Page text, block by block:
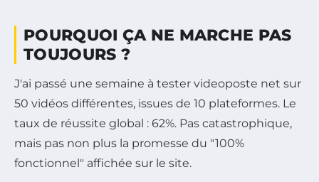
POURQUOI ÇA NE MARCHE PAS
TOUJOURS ?
J'ai passé une semaine à tester videoposte net sur
50 vidéos différentes, issues de 10 plateformes. Le
taux de réussite global : 62%. Pas catastrophique,
mais pas non plus la promesse du "100%
fonctionnel" affichée sur le site.